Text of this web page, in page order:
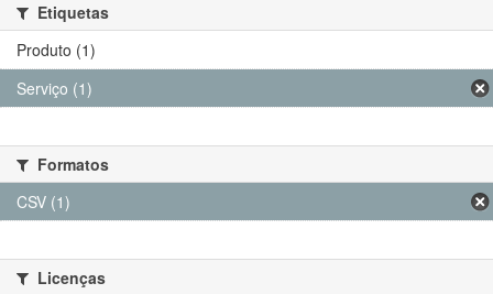
Etiquetas
Produto (1)
Serviço (1)
Formatos
CSV (1)
Licenças